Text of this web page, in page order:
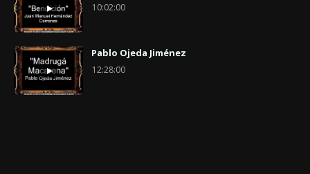
10:02:00
Pablo Ojeda Jiménez
12:28:00